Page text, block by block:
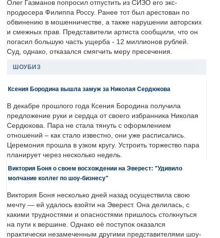
Олег Газманов попросил отпустить из СИЗО его экс-
продюсера Филиппа Россу. Ранее тот был арестован по
обвинению в мошенничестве, а также нарушении авторских
и смежных прав. Представители артиста сообщили, что он
погасил большую часть ущерба - 12 миллионов рублей.
Суд, однако, отказался смягчить меру пресечения.
ШОУБИЗ
Ксения Бородина вышла замуж за Николая Сердюкова
В декабре прошлого года Ксения Бородина получила
предложение руки и сердца от своего избранника Николая
Сердюкова. Пара не стала тянуть с оформлением
отношений – как стало известно, они уже расписались.
Церемония прошла в узком кругу. Устроить торжество пара
планирует через несколько недель.
Виктория Боня о своем восхождении на Эверест: "Удивило
молчание коллег по шоу-бизнесу"
Виктория Боня несколько дней назад осуществила свою
мечту — ей удалось взойти на Эверест. Она делилась, с
какими трудностями и опасностями пришлось столкнуться
на пути к вершине. Однако её поступок оказался
практически незамеченным другими представителями шоу-